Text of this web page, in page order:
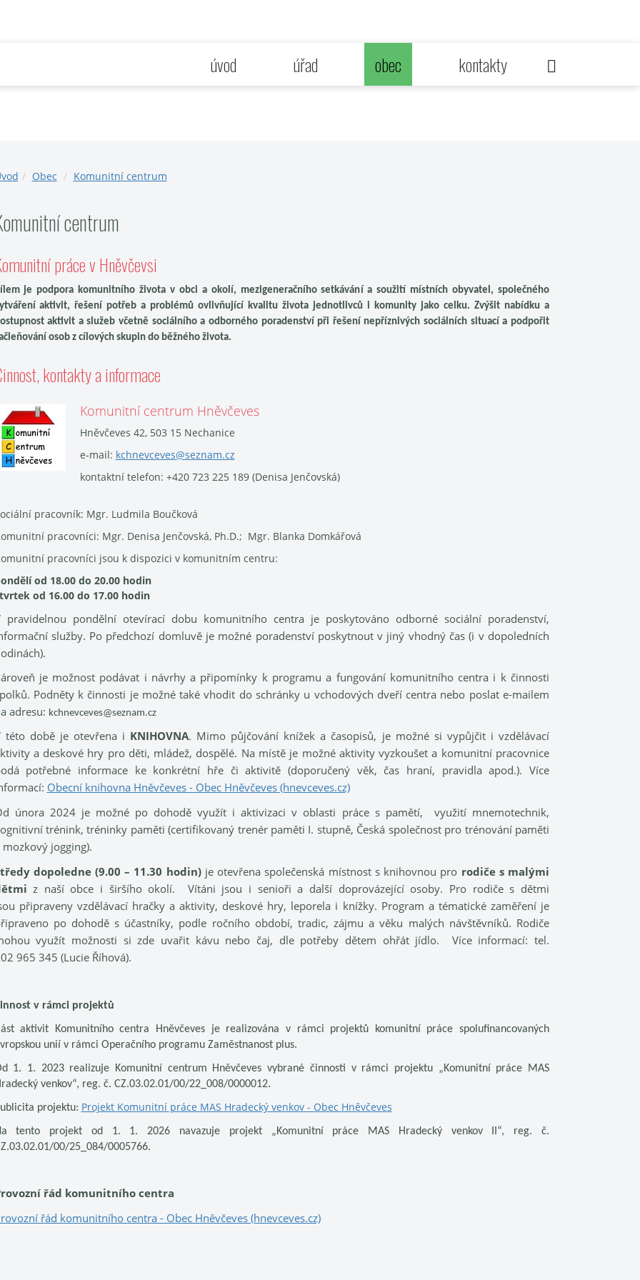
úvod úřad obec kontakty
Obec Komunitní centrum
centrum
práce v Hněvčevsi
je podpora komunitního života v obci a okolí, mezigeneračního setkávání a soužití místních obyvatel, společného
aktivit, řešení potřeb a problémů ovlivňující kvalitu života jednotlivců i komunity jako celku. Zvýšit nabídku a
aktivit a služeb včetně sociálního a odborného poradenství při řešení nepříznivých sociálních situací a podpořit
osob z cílových skupin do běžného života.
kontakty a informace
Komunitní centrum Hněvčeves
Hněvčeves 42, 503 15 Nechanice
e-mail: kchnevceves@seznam.cz
kontaktní telefon: +420 723 225 189 (Denisa Jenčovská)
pracovník: Mgr. Ludmila Boučková
pracovníci: Mgr. Denisa Jenčovská, Ph.D.; Mgr. Blanka Domkářová
pracovníci jsou k dispozici v komunitním centru:
od 18.00 do 20.00 hodin
od 16.00 do 17.00 hodin
pravidelnou pondělní otevírací dobu komunitního centra je poskytováno odborné sociální poradenství,
služby. Po předchozí domluvě je možné poradenství poskytnout v jiný vhodný čas (i v dopoledních
je možnost podávat i návrhy a připomínky k programu a fungování komunitního centra i k činnosti
Podněty k činnosti je možné také vhodit do schránky u vchodových dveří centra nebo poslat e-mailem
adresu: kchnevceves@seznam.cz
této době je otevřena i KNIHOVNA. Mimo půjčování knížek a časopisů, je možné si vypůjčit i vzdělávací
a deskové hry pro děti, mládež, dospělé. Na místě je možné aktivity vyzkoušet a komunitní pracovnice
potřebné informace ke konkrétní hře či aktivitě (doporučený věk, čas hraní, pravidla apod.). Více
Obecní knihovna Hněvčeves - Obec Hněvčeves (hnevceves.cz)
února 2024 je možné po dohodě využít i aktivizaci v oblasti práce s pamětí, využití mnemotechnik,
trénink, tréninky paměti (certifikovaný trenér paměti I. stupně, Česká společnost pro trénování paměti
mozkový jogging).
dopoledne (9.00 – 11.30 hodin)je otevřena společenská místnost s knihovnou pro rodiče s malými
z naší obce i širšího okolí. Vítáni jsou i senioři a další doprovázející osoby. Pro rodiče s dětmi
připraveny vzdělávací hračky a aktivity, deskové hry, leporela i knížky. Program a tématické zaměření je
po dohodě s účastníky, podle ročního období, tradic, zájmu a věku malých návštěvníků. Rodiče
využít možnosti si zde uvařit kávu nebo čaj, dle potřeby dětem ohřát jídlo. Více informací: tel.
965 345 (Lucie Říhová).
v rámci projektů
aktivit Komunitního centra Hněvčeves je realizována v rámci projektů komunitní práce spolufinancovaných
unií v rámci Operačního programu Zaměstnanost plus.
1. 1. 2023 realizuje Komunitní centrum Hněvčeves vybrané činnosti v rámci projektu „Komunitní práce MAS
venkov“, reg. č. CZ.03.02.01/00/22_008/0000012.
projektu: Projekt Komunitní práce MAS Hradecký venkov - Obec Hněvčeves
tento projekt od 1. 1. 2026 navazuje projekt „Komunitní práce MAS Hradecký venkov II“, reg. č.
00/25_084/0005766.
řád komunitního centra
řád komunitního centra - Obec Hněvčeves (hnevceves.cz)